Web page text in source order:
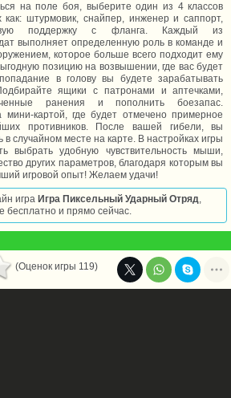
на поле боя, выберите один из 4 классов
как: штурмовик, снайпер, инженер и саппорт,
поддержку с фланга. Каждый из
выполняет определенную роль в команде и
которое больше всего подходит ему
позицию на возвышении, где вас будет
в голову вы будете зарабатывать
ящики с патронами и аптечками,
ранения и пополнить боезапас.
мини-картой, где будет отмечено примерное
противников. После вашей гибели, вы
случайном месте на карте. В настройках игры
выбрать удобную чувствительность мыши,
других параметров, благодаря которым вы
игровой опыт! Желаем удачи!
игра Игра Пиксельный Ударный Отряд,
бесплатно и прямо сейчас.
(Оценок игры 119)